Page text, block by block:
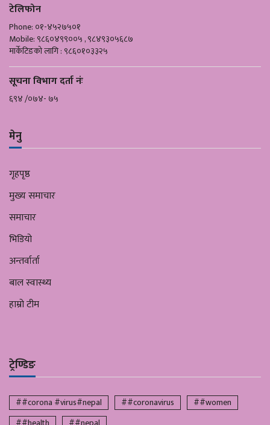
टेलिफोन
Phone: ०१-४५२७५०१
Mobile: ९८६०४९९००५ , ९८४९३०५६८७
मार्केटिङको लागि : ९८६०१०३३२५
सूचना विभाग दर्ता नंः
६९४ /०७४- ७५
मेनु
गृहपृष्ठ
मुख्य समाचार
समाचार
भिडियो
अन्तर्वार्ता
बाल स्वास्थ्य
हाम्रो टीम
ट्रेण्डिङ
##corona #virus#nepal ##coronavirus
##women